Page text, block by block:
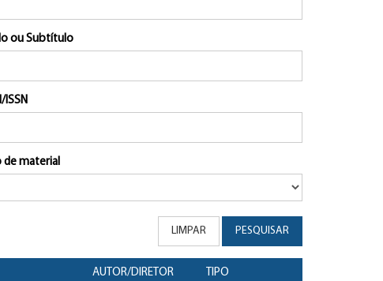
ou Subtítulo
ISSN
de material
LIMPAR PESQUISAR
AUTOR/DIRETOR TIPO